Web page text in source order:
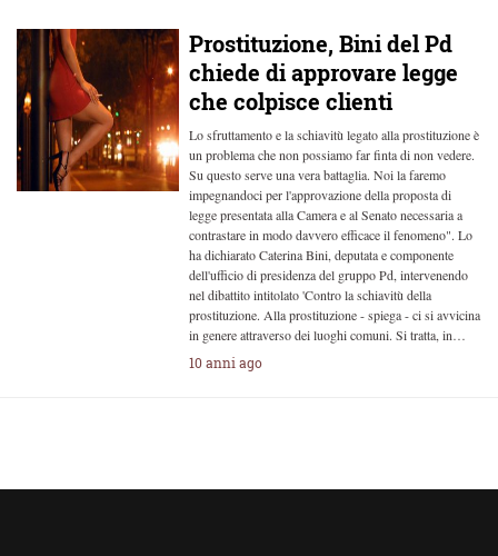
Prostituzione, Bini del Pd
chiede di approvare legge
che colpisce clienti
Lo sfruttamento e la schiavitù legato alla prostituzione è
un problema che non possiamo far finta di non vedere.
Su questo serve una vera battaglia. Noi la faremo
impegnandoci per l'approvazione della proposta di
legge presentata alla Camera e al Senato necessaria a
contrastare in modo davvero efficace il fenomeno". Lo
ha dichiarato Caterina Bini, deputata e componente
dell'ufficio di presidenza del gruppo Pd, intervenendo
nel dibattito intitolato 'Contro la schiavitù della
prostituzione. Alla prostituzione - spiega - ci si avvicina
in genere attraverso dei luoghi comuni. Si tratta, in…
10 anni ago